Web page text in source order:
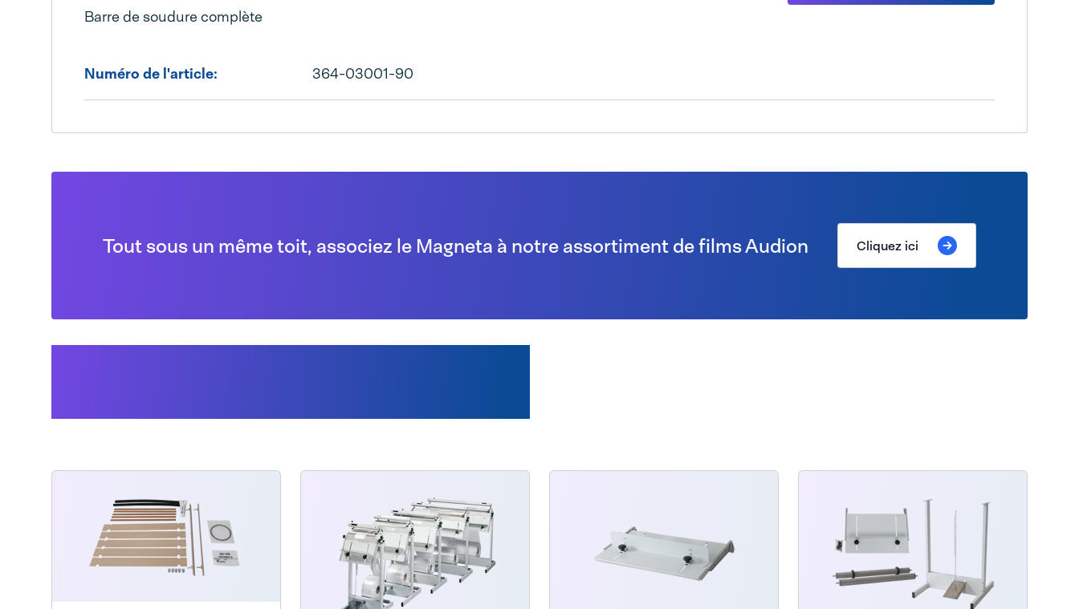
Barre de soudure complète
Numéro de l'article: 364-03001-90
Tout sous un même toit, associez le Magneta à notre assortiment de films Audion Cliquez ici